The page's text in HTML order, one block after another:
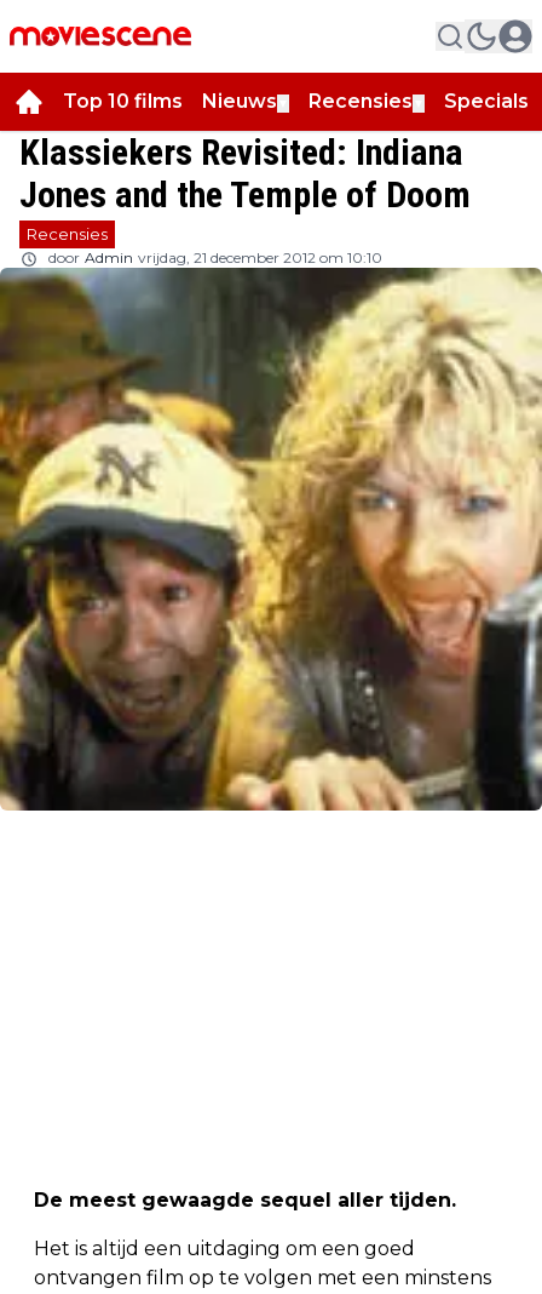
Top 10 films Nieuws Recensies Specials
Klassiekers Revisited: Indiana
Jones and the Temple of Doom
Recensies
door Admin vrijdag, 21 december 2012 om 10:10
De meest gewaagde sequel aller tijden.
Het is altijd een uitdaging om een goed
ontvangen film op te volgen met een minstens